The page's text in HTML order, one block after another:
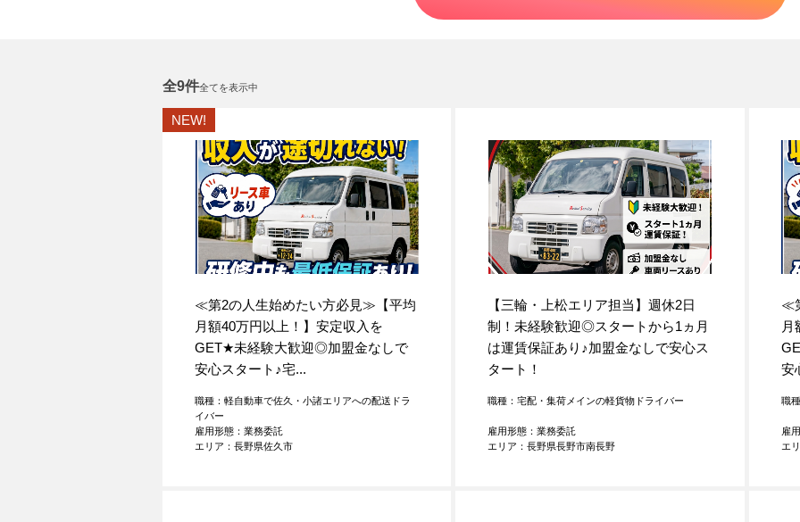
全9件全てを表示中
NEW!
≪第2の人生始めたい方必見≫【平均
月額40万円以上！】安定収入を
GET★未経験大歓迎◎加盟金なしで
安心スタート ♪宅...
職種：軽自動車で佐久・小諸エリアへの配送ドラ
イバー
雇用形態：業務委託
エリア：長野県佐久市
【三輪・上松エリア担当】週休2日
制！未経験歓迎◎スタートから1ヵ月
は運賃保証あり ♪加盟金なしで安心ス
タート！
職種：宅配・集荷メインの軽貨物ドライバー
雇用形態：業務委託
エリア：長野県長野市南長野
≪
月
安
職
雇
エ